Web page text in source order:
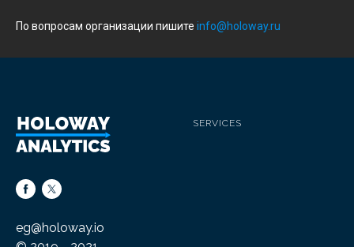
По вопросам организации пишите info@holoway.ru
eg@holoway.io
SERVICES